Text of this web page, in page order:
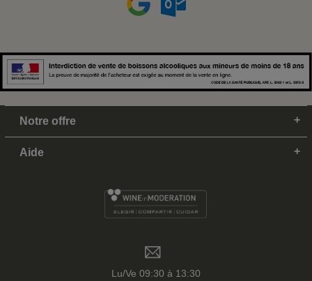
Notre offre
Aide
Lu/Ve 09:30 à 13:30